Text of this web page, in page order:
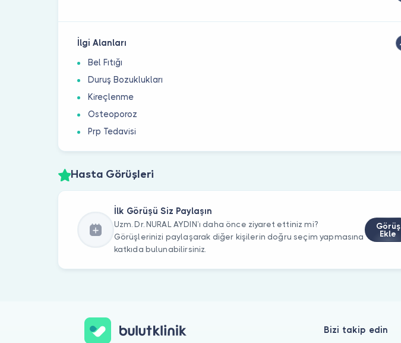
İlgi Alanları
Bel Fıtığı
Duruş Bozuklukları
Kireçlenme
Osteoporoz
Prp Tedavisi
Hasta Görüşleri
İlk Görüşü Siz Paylaşın
Uzm. Dr. NURAL AYDIN’ı daha önce ziyaret ettiniz mi?
Görüşlerinizi paylaşarak diğer kişilerin doğru seçim yapmasına
katkıda bulunabilirsiniz.
Görüş
Ekle
Bizi takip edin